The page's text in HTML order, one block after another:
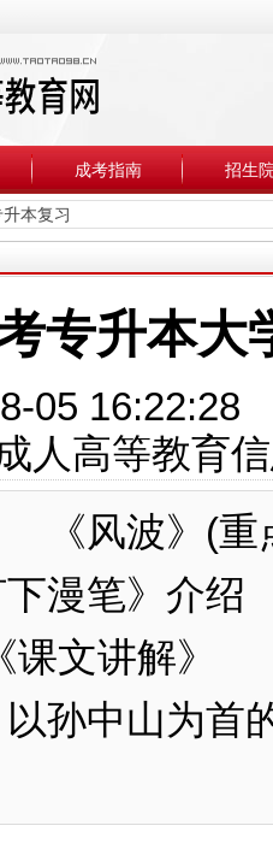
成考指南 招生
升本复习
专升本大
05
人高等教育
风波》(
下漫笔》介
文讲解》
孙中山为首